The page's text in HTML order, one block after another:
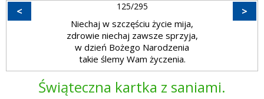
< 125/295 >
Niechaj w szczęściu życie mija,
zdrowie niechaj zawsze sprzyja,
w dzień Bożego Narodzenia
takie ślemy Wam życzenia.
Świąteczna kartka z saniami.